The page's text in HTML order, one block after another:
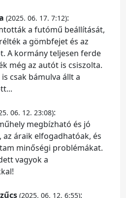
(2025. 06. 17. 7:12):
a futómű beállítását,
a gömbfejet és az
A kormány teljesen ferde
még az autót is csiszolta.
csak bámulva állt a
06. 12. 23:08):
megbízható és jó
az áraik elfogadhatóak, és
minőségi problémákat.
vagyok a
(2025. 06. 12. 6:55):